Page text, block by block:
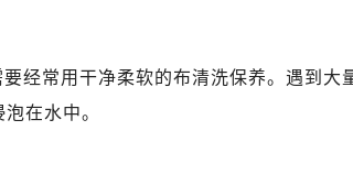
需提前预约）
）
前预约）
（需提前预约）
经常用干净柔软的布清洗保养。遇到大
在水中。